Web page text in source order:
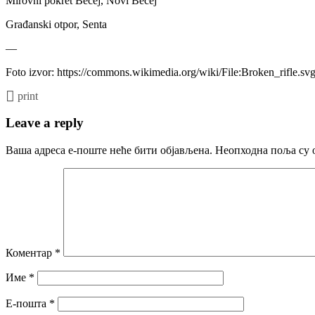
Građanski otpor, Senta
—
Foto izvor: https://commons.wikimedia.org/wiki/File:Broken_rifle.svg
print
Leave a reply
Ваша адреса е-поште неће бити објављена. Неопходна поља су
Коментар *
Име *
Е-пошта *